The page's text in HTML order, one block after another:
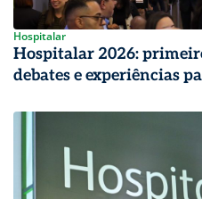
Hospitalar
Hospitalar 2026:
debates e experiências